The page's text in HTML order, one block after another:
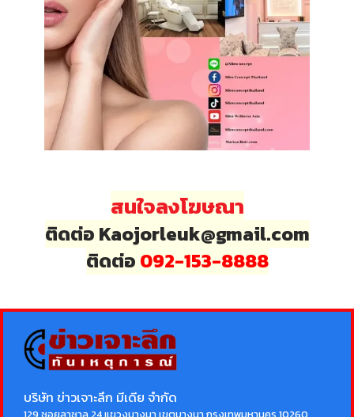
สนใจลงโฆษณา
ติดต่อ Kaojorleuk@gmail.com
ติดต่อ 092-153-8888
บริษัท ข่าวเจาะลึก มีเดีย จำกัด